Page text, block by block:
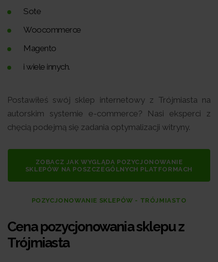
Sote
Woocommerce
Magento
i wiele innych.
Postawiłeś swój sklep internetowy z Trójmiasta na
autorskim systemie e-commerce? Nasi eksperci z
chęcią podejmą się zadania optymalizacji witryny.
ZOBACZ JAK WYGLĄDA POZYCJONOWANIE
SKLEPÓW NA POSZCZEGÓLNYCH PLATFORMACH
POZYCJONOWANIE SKLEPÓW - TRÓJMIASTO
Cena pozycjonowania sklepu z
Trójmiasta